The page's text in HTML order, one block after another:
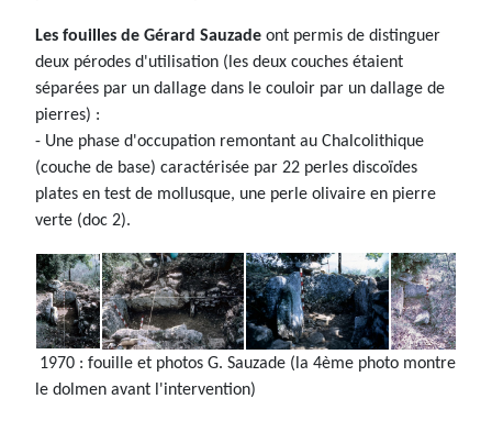
Les fouilles de Gérard Sauzade ont permis de distinguer
deux pérodes d'utilisation (les deux couches étaient
séparées par un dallage dans le couloir par un dallage de
pierres) :
- Une phase d'occupation remontant au Chalcolithique
(couche de base) caractérisée par 22 perles discoïdes
plates en test de mollusque, une perle olivaire en pierre
verte (doc 2).
1970 : fouille et photos G. Sauzade (la 4ème photo montre
le dolmen avant l'intervention)